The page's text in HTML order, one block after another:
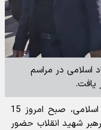
اسلامی در مراسم
یافت.
سید عباس صالحی، وزیر فرهنگ و ارشاد اسلامی، صبح امروز 15
رهبر شهید انقلاب حضور